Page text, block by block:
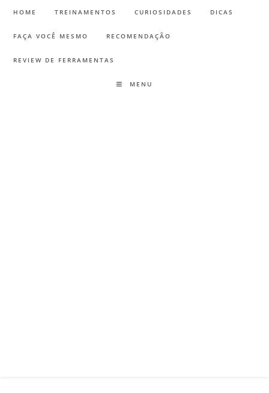
HOME TREINAMENTOS CURIOSIDADES DICAS
FAÇA VOCÊ MESMO RECOMENDAÇÃO
REVIEW DE FERRAMENTAS
MENU